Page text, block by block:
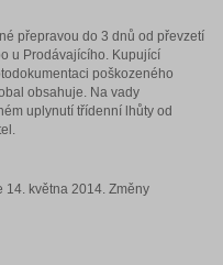
přepravou do 3 dnů od převzetí
u Prodávajícího. Kupující
poškozeného
obsahuje. Na vady
uplynutí třídenní lhůty od
14. května 2014. Změny